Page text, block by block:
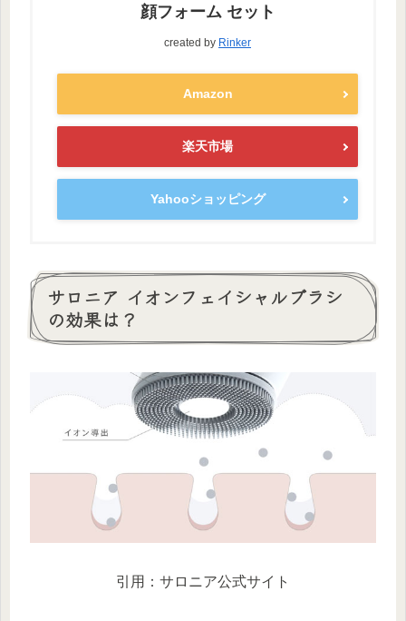
顔フォーム セット
created by Rinker
Amazon
楽天市場
Yahooショッピング
サロニア イオンフェイシャルブラシ
の効果は？
引用：サロニア公式サイト